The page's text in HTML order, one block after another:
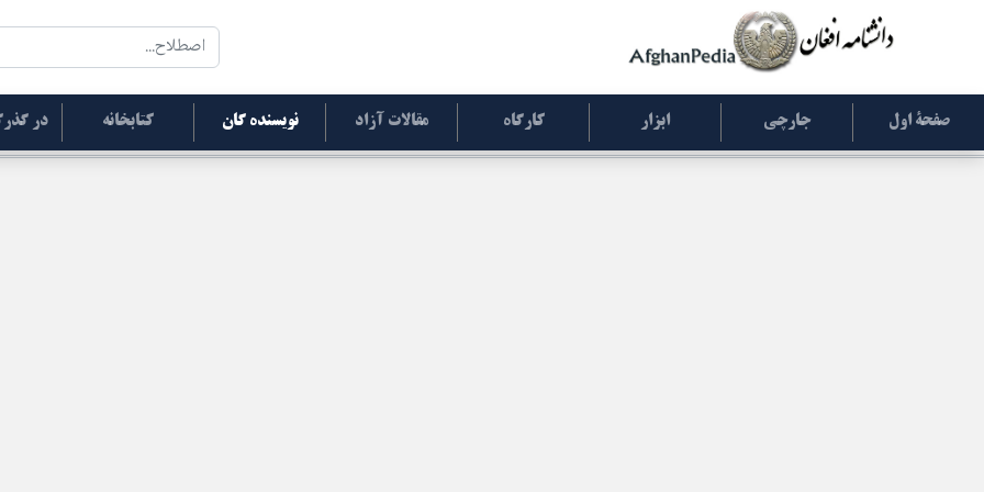
صفحۀ اول جارچی ابزار کارگاه مقالات آزاد نویسنده گان کتابخانه در